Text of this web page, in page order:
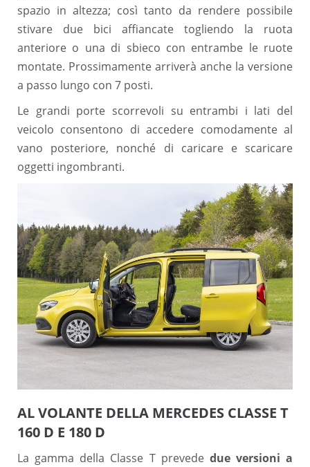
spazio in altezza; così tanto da rendere possibile
stivare due bici affiancate togliendo la ruota
anteriore o una di sbieco con entrambe le ruote
montate. Prossimamente arriverà anche la versione
a passo lungo con 7 posti.
Le grandi porte scorrevoli su entrambi i lati del
veicolo consentono di accedere comodamente al
vano posteriore, nonché di caricare e scaricare
oggetti ingombranti.
AL VOLANTE DELLA MERCEDES CLASSE T
160 D E 180 D
La gamma della Classe T prevede due versioni a